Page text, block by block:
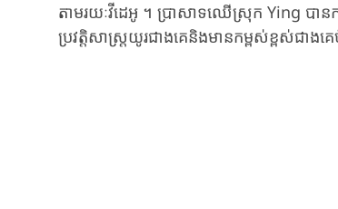
តាមរយៈ​​វីដេអូ ។ ​ប្រាសាទ​ឈើ​ស្រុក Ying ​​ប
ប្រវត្តិសាស្ត្រ​យូរជាងគេ​និង​មាន​កម្ពស់​ខ្ពស់ជ